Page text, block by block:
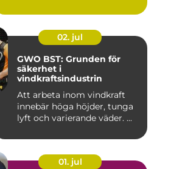
02. jul
GWO BST: Grunden för
säkerhet i
vindkraftsindustrin
Att arbeta inom vindkraft
innebär höga höjder, tunga
lyft och varierande väder. ...
01. jul